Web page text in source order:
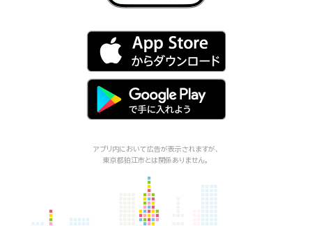
アプリ内において広告が表示されますが、
東京都狛江市とは関係ありません。